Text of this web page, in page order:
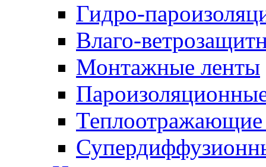
Гидро-
Влаго-
Монтажные ленты
Теплоотражающие